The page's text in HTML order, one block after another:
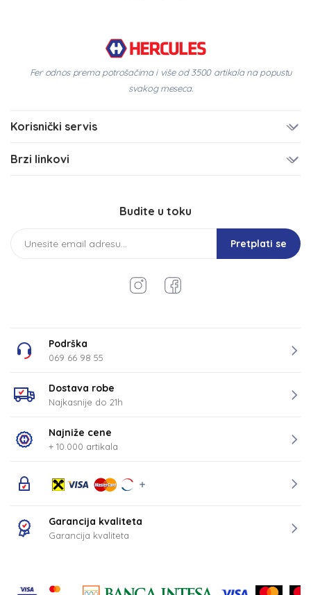
Fer odnos prema potrošačima i više od 3500 artikala na popustu
svakog meseca.
Korisnički servis
Brzi linkovi
Budite u toku
Pretplati se
Podrška
069 66 98 55
Dostava robe
Najkasnije do 21h
Najniže cene
+ 10.000 artikala
Garancija kvaliteta
Garancija kvaliteta